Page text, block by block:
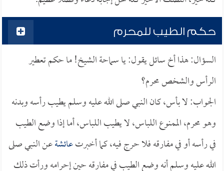
حكم الطيب للمحرم
السؤال: هذا أخ سائل يقول: يا سماحة الشيخ! ما حكم تعطير
الرأس والشخص محرم؟
الجواب: لا بأس، كان النبي صلى الله عليه وسلم يطيب رأسه وبدنه
وهو محرم، الممنوع اللباس، لا يطيب اللباس، أما إذا وضع الطيب
في رأسه أو في مفارقه فلا حرج فيه، كما أخبرتعائشةعن النبي صلى
الله عليه وسلم أنه وضع الطيب في مفارقه حين إحرامه ورأت ذلك